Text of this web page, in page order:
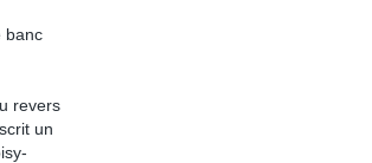
banc
revers
un